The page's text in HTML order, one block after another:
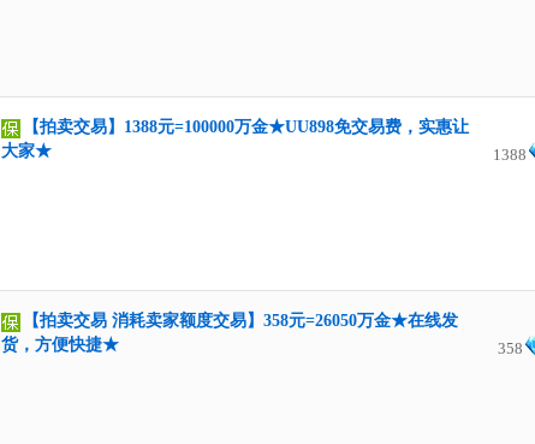
【拍卖交易】1388元=100000万金★UU898免交易费，实惠让
大家★
1388
【拍卖交易 消耗卖家额度交易】358元=26050万金★在线发
货，方便快捷★
358